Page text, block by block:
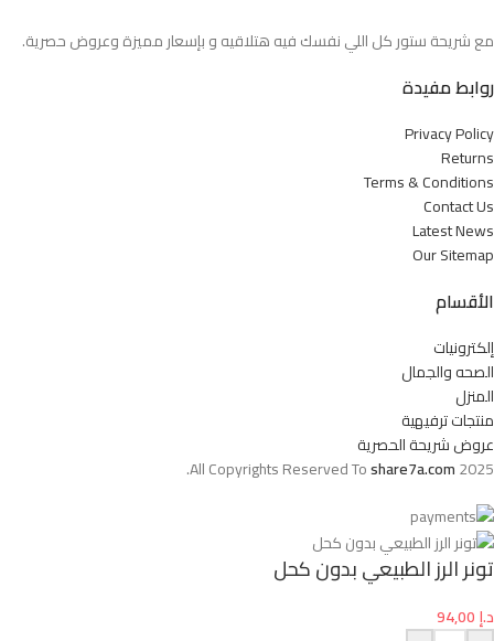
مع شريحة ستور كل اللي نفسك فيه هتلاقيه و بإسعار مميزة وعروض حصرية.
روابط مفيدة
Privacy Policy
Returns
Terms & Conditions
Contact Us
Latest News
Our Sitemap
الأقسام
إلكترونيات
الصحه والجمال
المنزل
منتجات ترفيهية
عروض شريحة الحصرية
All Copyrights Reserved Toshare7a.com2025.
تونر الرز الطبيعي بدون كحل
د.إ